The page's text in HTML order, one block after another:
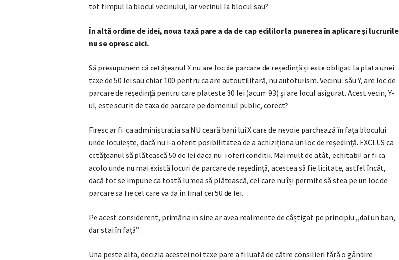
tot timpul la blocul vecinului, iar vecinul la blocul sau?
În altă ordine de idei, noua taxă pare a da de cap edililor la punerea în aplicare și lucrurile
nu se opresc aici.
Să presupunem că cetățeanul X nu are loc de parcare de reședință și este obligat la plata unei
taxe de 50 lei sau chiar 100 pentru ca are autoutilitară, nu autoturism. Vecinul său Y, are loc de
parcare de reședință pentru care plateste 80 lei (acum 93) și are locul asigurat. Acest vecin, Y-
ul, este scutit de taxa de parcare pe domeniul public, corect?
Firesc ar fi ca administratia sa NU ceară bani lui X care de nevoie parchează în fața blocului
unde locuiește, dacă nu i-a oferit posibilitatea de a achiziționa un loc de reședință. EXCLUS ca
cetățeanul să plătească 50 de lei daca nu-i oferi conditii. Mai mult de atât, echitabil ar fi ca
acolo unde nu mai există locuri de parcare de reședință, acestea să fie licitate, astfel încât,
dacă tot se impune ca toată lumea să plătească, cel care nu își permite să stea pe un loc de
parcare să fie cel care va da în final cei 50 de lei.
Pe acest considerent, primăria in sine ar avea realmente de câștigat pe principiu ,,dai un ban,
dar stai în față”.
Una peste alta, decizia acestei noi taxe pare a fi luată de către consilieri fără o gândire